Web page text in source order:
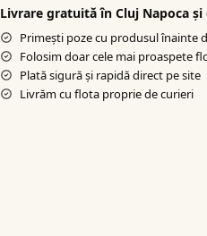
Livrare gratuită în Cluj Napoca
Primești poze cu produsul înainte
Folosim doar cele mai proaspete
Plată sigură şi rapidă direct pe site
Livrăm cu flota proprie de curieri